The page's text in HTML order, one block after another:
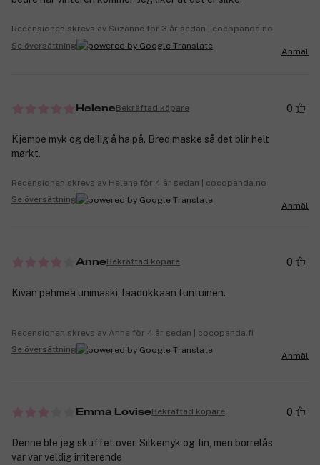
Recensionen skrevs av Suzanne för 3 år sedan | cocopanda.no
Se översättning
Anmäl
HeleneBekräftad köpare 0
Kjempe myk og deilig å ha på. Bred maske så det blir helt
mørkt.
Recensionen skrevs av Helene för 4 år sedan | cocopanda.no
Se översättning
Anmäl
AnneBekräftad köpare 0
Kivan pehmeä unimaski, laadukkaan tuntuinen.
Recensionen skrevs av Anne för 4 år sedan | cocopanda.fi
Se översättning
Anmäl
Emma LoviseBekräftad köpare 0
Denne ble jeg skuffet over. Silkemyk og fin, men borrelås
var var veldig irriterende